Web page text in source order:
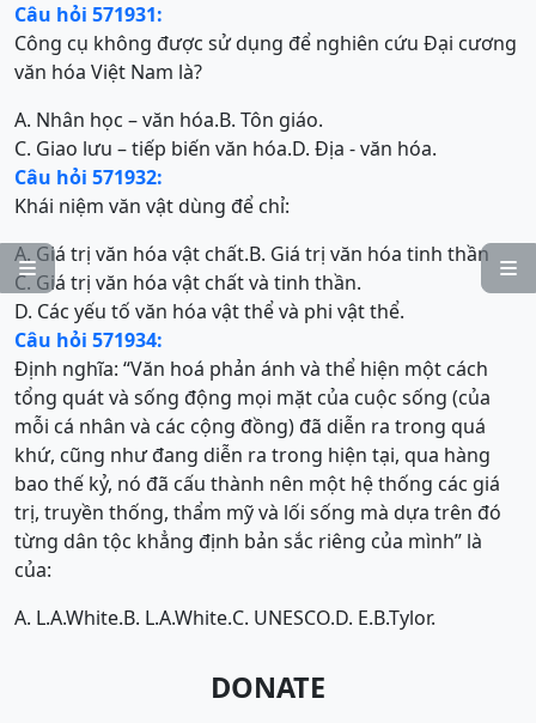


Câu hỏi 571931:
Công cụ không được sử dụng để nghiên cứu Đại cương
văn hóa Việt Nam là?
A. Nhân học – văn hóa.B. Tôn giáo.
C. Giao lưu – tiếp biến văn hóa.D. Địa - văn hóa.
Câu hỏi 571932:
Khái niệm văn vật dùng để chỉ:
A. Giá trị văn hóa vật chất.B. Giá trị văn hóa tinh thần
C. Giá trị văn hóa vật chất và tinh thần.
D. Các yếu tố văn hóa vật thể và phi vật thể.
Câu hỏi 571934:
Định nghĩa: “Văn hoá phản ánh và thể hiện một cách
tổng quát và sống động mọi mặt của cuộc sống (của
mỗi cá nhân và các cộng đồng) đã diễn ra trong quá
khứ, cũng như đang diễn ra trong hiện tại, qua hàng
bao thế kỷ, nó đã cấu thành nên một hệ thống các giá
trị, truyền thống, thẩm mỹ và lối sống mà dựa trên đó
từng dân tộc khẳng định bản sắc riêng của mình” là
của:
A. L.A.White.B. L.A.White.C. UNESCO.D. E.B.Tylor.
DONATE